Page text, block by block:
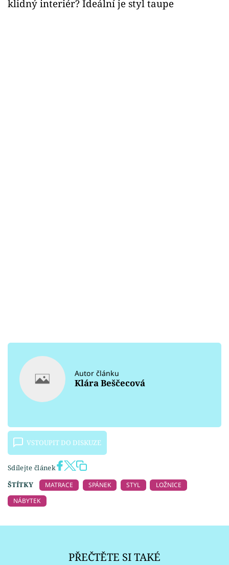
klidný interiér? Ideální je styl taupe
Autor článku
Klára Beščecová
VSTOUPIT DO DISKUZE
Sdílejte článek
ŠTÍTKY
MATRACE SPÁNEK STYL
LOŽNICE
NÁBYTEK
PŘEČTĚTE SI TAKÉ